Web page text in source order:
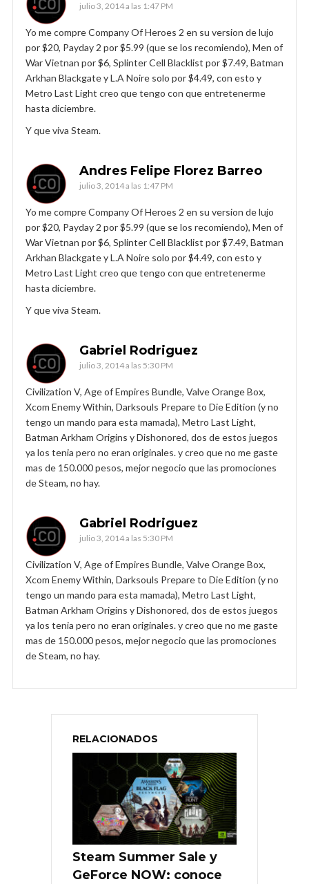
julio 3, 2014 a las 1:47 PM
Yo me compre Company Of Heroes 2 en su version de lujo
por $20, Payday 2 por $5.99 (que se los recomiendo), Men of
War Vietnan por $6, Splinter Cell Blacklist por $7.49, Batman
Arkhan Blackgate y L.A Noire solo por $4.49, con esto y
Metro Last Light creo que tengo con que entretenerme
hasta diciembre.
Y que viva Steam.
Andres Felipe Florez Barreo
julio 3, 2014 a las 1:47 PM
Yo me compre Company Of Heroes 2 en su version de lujo
por $20, Payday 2 por $5.99 (que se los recomiendo), Men of
War Vietnan por $6, Splinter Cell Blacklist por $7.49, Batman
Arkhan Blackgate y L.A Noire solo por $4.49, con esto y
Metro Last Light creo que tengo con que entretenerme
hasta diciembre.
Y que viva Steam.
Gabriel Rodriguez
julio 3, 2014 a las 5:30 PM
Civilization V, Age of Empires Bundle, Valve Orange Box,
Xcom Enemy Within, Darksouls Prepare to Die Edition (y no
tengo un mando para esta mamada), Metro Last Light,
Batman Arkham Origins y Dishonored, dos de estos juegos
ya los tenia pero no eran originales. y creo que no me gaste
mas de 150.000 pesos, mejor negocio que las promociones
de Steam, no hay.
Gabriel Rodriguez
julio 3, 2014 a las 5:30 PM
Civilization V, Age of Empires Bundle, Valve Orange Box,
Xcom Enemy Within, Darksouls Prepare to Die Edition (y no
tengo un mando para esta mamada), Metro Last Light,
Batman Arkham Origins y Dishonored, dos de estos juegos
ya los tenia pero no eran originales. y creo que no me gaste
mas de 150.000 pesos, mejor negocio que las promociones
de Steam, no hay.
RELACIONADOS
Steam Summer Sale y
GeForce NOW: conoce